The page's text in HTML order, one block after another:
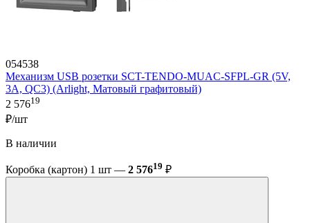
054538
Механизм USB розетки SCT-TENDO-MUAC-SFPL-GR (5V,
3A, QC3) (Arlight, Матовый графитовый)
2 57619
₽/шт
В наличии
Коробка (картон) 1 шт — 2 57619 ₽